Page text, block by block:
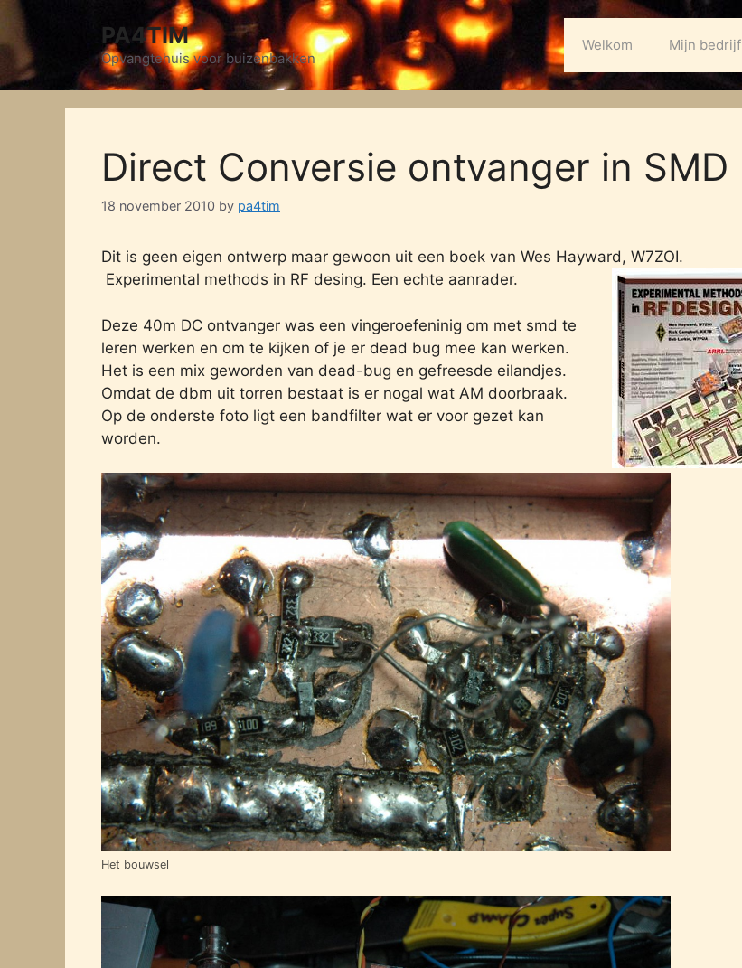
Skip
content
PA4TIM
Opvangtehuis voor buizenbakken
Welkom Mijn bedrijf
Direct Conversie ontvanger in SMD
18 november 2010 by pa4tim
Dit is geen eigen ontwerp maar gewoon uit een boek van Wes Hayward, W7ZOI.
Experimental methods in RF desing. Een echte aanrader.
Deze 40m DC ontvanger was een vingeroefeninig om met smd te
leren werken en om te kijken of je er dead bug mee kan werken.
Het is een mix geworden van dead-bug en gefreesde eilandjes.
Omdat de dbm uit torren bestaat is er nogal wat AM doorbraak.
Op de onderste foto ligt een bandfilter wat er voor gezet kan
worden.
Het bouwsel